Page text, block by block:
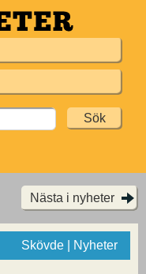
Nästa i nyheter
Skövde | Nyheter